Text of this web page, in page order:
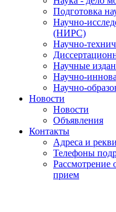
Подготовка
Научно-
(НИРС)
Научно-
Научные
Научно-
Научно-
Новости
Новости
Объявления
Контакты
Адреса и
Телефоны
прием